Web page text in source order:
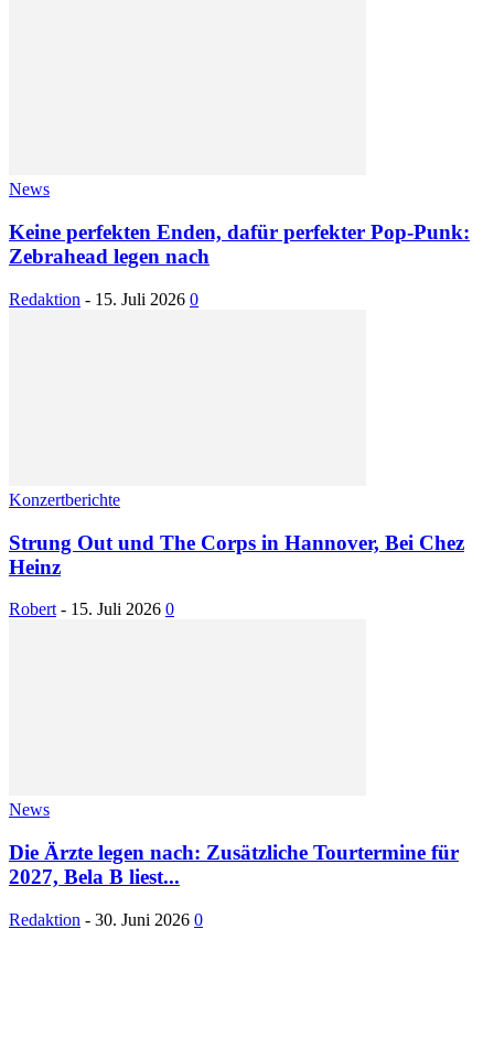
News
Keine perfekten Enden, dafür perfekter Pop-Punk:
Zebrahead legen nach
Redaktion - 15. Juli 2026 0
Konzertberichte
Strung Out und The Corps in Hannover, Bei Chez
Heinz
Robert - 15. Juli 2026 0
News
Die Ärzte legen nach: Zusätzliche Tourtermine für
2027, Bela B liest...
Redaktion - 30. Juni 2026 0